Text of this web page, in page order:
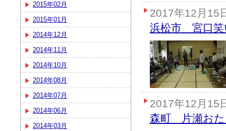
2015年02月
2015年01月
2014年12月
2014年11月
2014年10月
2014年08月
2014年07月
2014年06月
2014年03月
2017年12月15
浜松市 宮口笑
2017年12月15
森町 片瀬おた